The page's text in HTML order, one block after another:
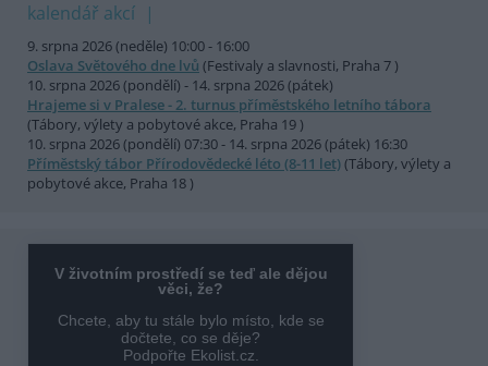
kalendář akcí
9. srpna 2026 (neděle) 10:00 - 16:00
Oslava Světového dne lvů (Festivaly a slavnosti, Praha 7 )
10. srpna 2026 (pondělí) - 14. srpna 2026 (pátek)
Hrajeme si v Pralese - 2. turnus příměstského letního tábora
(Tábory, výlety a pobytové akce, Praha 19 )
10. srpna 2026 (pondělí) 07:30 - 14. srpna 2026 (pátek) 16:30
Příměstský tábor Přírodovědecké léto (8-11 let)(Tábory, výlety a
pobytové akce, Praha 18 )